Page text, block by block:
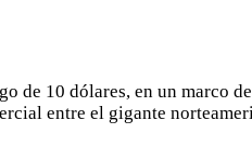
de 10 dólares, en un marco
entre el gigante